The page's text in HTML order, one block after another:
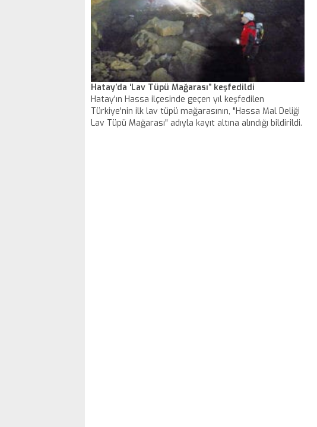
Hatay’da ‘Lav Tüpü Mağarası” keşfedildi
Hatay'ın Hassa ilçesinde geçen yıl keşfedilen
Türkiye'nin ilk lav tüpü mağarasının, "Hassa Mal Deliği
Lav Tüpü Mağarası" adıyla kayıt altına alındığı bildirildi.